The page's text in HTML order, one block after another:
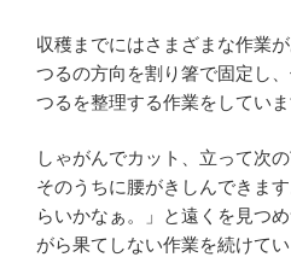
収穫までにはさまざまな作業
つるの方向を割り箸で固定し
つるを整理する作業をしていま
しゃがんでカット、立って次
そのうちに腰がきしんできま
らいかなぁ。」と遠くを見つ
がら果てしない作業を続けて